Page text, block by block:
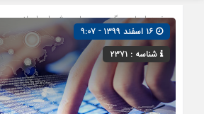
صفحه اصلی» گروه »مجلس شورای اسلامی»
شناسه : ۲۳۷۱